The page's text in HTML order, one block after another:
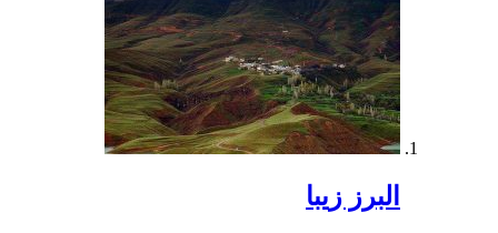
البرز زیبا